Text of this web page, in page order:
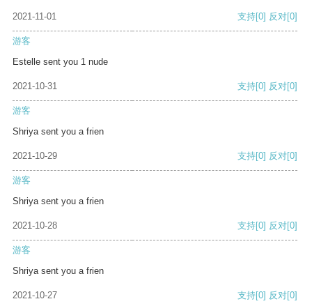
2021-11-01 支持[0] 反对[0]
游客
Estelle sent you 1 nude
2021-10-31 支持[0] 反对[0]
游客
Shriya sent you a frien
2021-10-29 支持[0] 反对[0]
游客
Shriya sent you a frien
2021-10-28 支持[0] 反对[0]
游客
Shriya sent you a frien
2021-10-27 支持[0] 反对[0]